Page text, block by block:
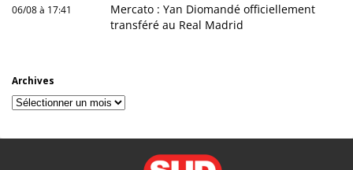
06/08 à 17:41
Mercato : Yan Diomandé officiellement
transféré au Real Madrid
Archives
Archives